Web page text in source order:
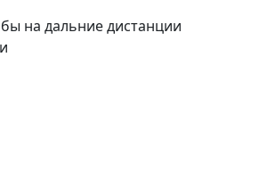
на дальние дистанции